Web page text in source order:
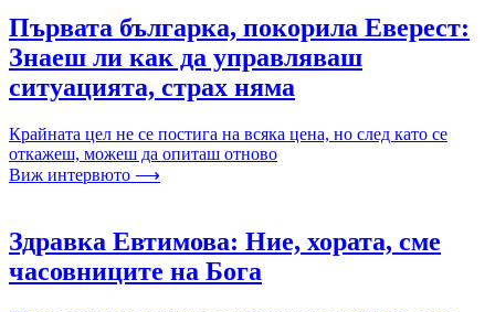
Първата българка, покорила Еверест:
Знаеш ли как да управляваш
ситуацията, страх няма
Крайната цел не се постига на всяка цена, но след като се
откажеш, можеш да опиташ отново
Виж интервюто ⟶
Здравка Евтимова: Ние, хората, сме
часовниците на Бога